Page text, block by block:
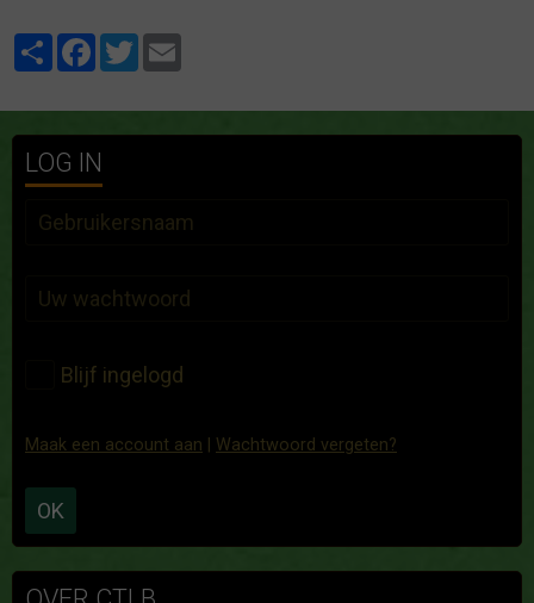
PartagerFacebook
Twitter
LOG IN
Blijf ingelogd
Maak een account aan Wachtwoord vergeten?
OK